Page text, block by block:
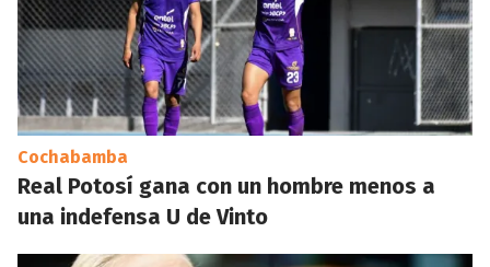
Cochabamba
Real Potosí gana con un hombre menos a
una indefensa U de Vinto